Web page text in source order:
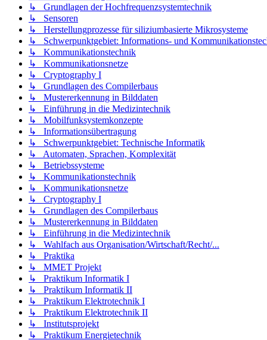
↳ Grundlagen der Hochfrequenzsystemtechnik
↳ Sensoren
↳ Herstellungprozesse für siliziumbasierte Mikrosysteme
↳ Schwerpunktgebiet: Informations- und
↳ Kommunikationstechnik
↳ Kommunikationsnetze
↳ Cryptography I
↳ Grundlagen des Compilerbaus
↳ Mustererkennung in Bilddaten
↳ Einführung in die Medizintechnik
↳ Mobilfunksystemkonzepte
↳ Informationsübertragung
↳ Schwerpunktgebiet: Technische Informatik
↳ Automaten, Sprachen, Komplexität
↳ Betriebssysteme
↳ Kommunikationstechnik
↳ Kommunikationsnetze
↳ Cryptography I
↳ Grundlagen des Compilerbaus
↳ Mustererkennung in Bilddaten
↳ Einführung in die Medizintechnik
↳ Wahlfach aus Organisation/Wirtschaft/Recht/...
↳ Praktika
↳ MMET Projekt
↳ Praktikum Informatik I
↳ Praktikum Informatik II
↳ Praktikum Elektrotechnik I
↳ Praktikum Elektrotechnik II
↳ Institutsprojekt
↳ Praktikum Energietechnik